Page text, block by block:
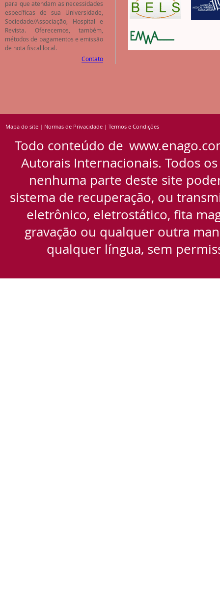
para que atendam as necessidades
específicas de sua Universidade,
Sociedade/Associação, Hospital e
Revista. Oferecemos, também,
métodos de pagamentos e emissão
de nota fiscal local.
Contato
Mapa do site | Normas de Privacidade | Termos e Condições
Todo conteúdo de
Autorais Internacionais. Todos
nenhuma parte deste site
sistema de recuperação, ou
eletrônico, eletrostático, fita
gravação ou qualquer outra
qualquer língua, sem